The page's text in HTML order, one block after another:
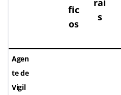
fic
os
rai
s
Agen
te de
Vigil